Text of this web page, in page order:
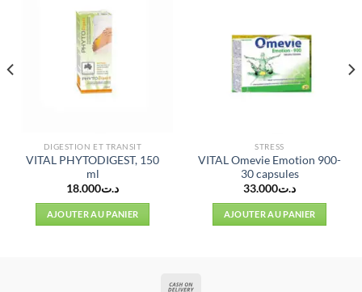
DIGESTION ET TRANSIT
VITAL PHYTODIGEST, 150
ml
د.ت18.000
AJOUTER AU PANIER
STRESS
VITAL Omevie Emotion 900-
30 capsules
د.ت33.000
AJOUTER AU PANIER